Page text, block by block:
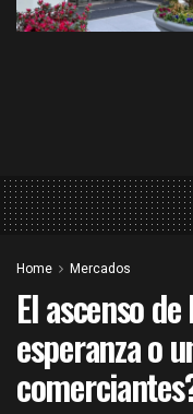
Home Mercados
El ascenso
esperanza o